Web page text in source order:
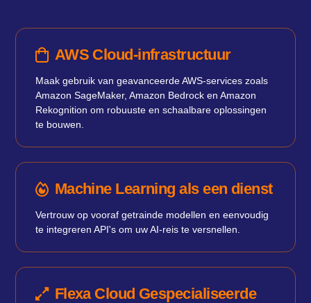
AWS Cloud-infrastructuur
Maak gebruik van geavanceerde AWS-services zoals
Amazon SageMaker, Amazon Bedrock en Amazon
Rekognition om robuuste en schaalbare oplossingen
te bouwen.
Machine Learning als een dienst
Vertrouw op vooraf getrainde modellen en eenvoudig
te integreren API's om uw AI-reis te versnellen.
Flexa Cloud Gespecialiseerde